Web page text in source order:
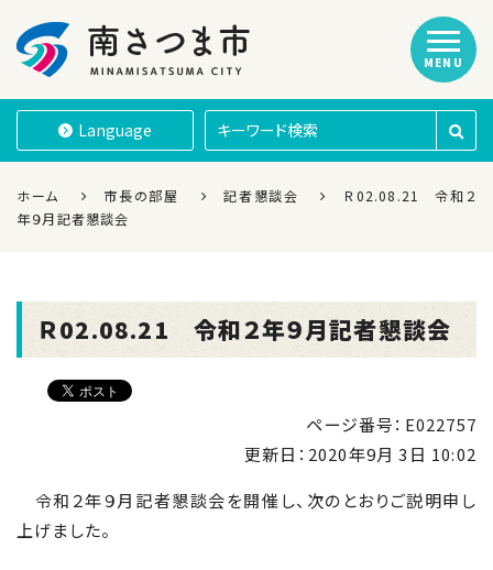
南さつま市
Language
MENU
ホーム 市長の部屋 記者懇談会
Ｒ02.08.21 令和２
年９月記者懇談会
Ｒ02.08.21 令和２年９月記者懇談会
ページ番号：E022757
更新日： 2020年9月 3日 10:02
令和２年９月記者懇談会を開催し、次のとおりご説明申し
上げました。